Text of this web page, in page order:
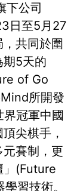
下公司
日至5月27
共同於圍
期5天的
of Go
所開發
冠軍中國
尖棋手，
賽制，更
」(Future
習技術。